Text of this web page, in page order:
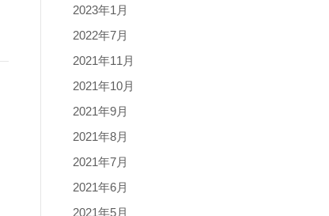
2023年1月
2022年7月
2021年11月
2021年10月
2021年9月
2021年8月
2021年7月
2021年6月
2021年5月